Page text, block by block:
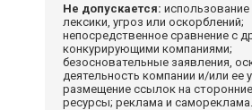
Не допускается:
лексики, угроз или оскорблений;
непосредственное сравнение с
конкурирующими компаниями;
безосновательные заявления,
деятельность компании и/или ее
размещение ссылок на
ресурсы; реклама и самореклама.